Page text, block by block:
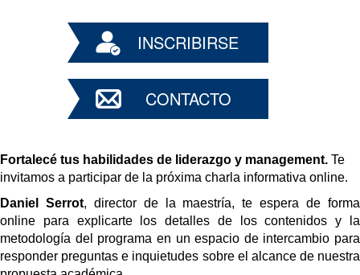
INSCRIBIRSE
CONTACTO
Fortalecé tus habilidades de liderazgo y management. Te
invitamos a participar de la próxima charla informativa online.
Daniel Serrot, director de la maestría, te espera de forma
online para explicarte los detalles de los contenidos y la
metodología del programa en un espacio de intercambio para
responder preguntas e inquietudes sobre el alcance de nuestra